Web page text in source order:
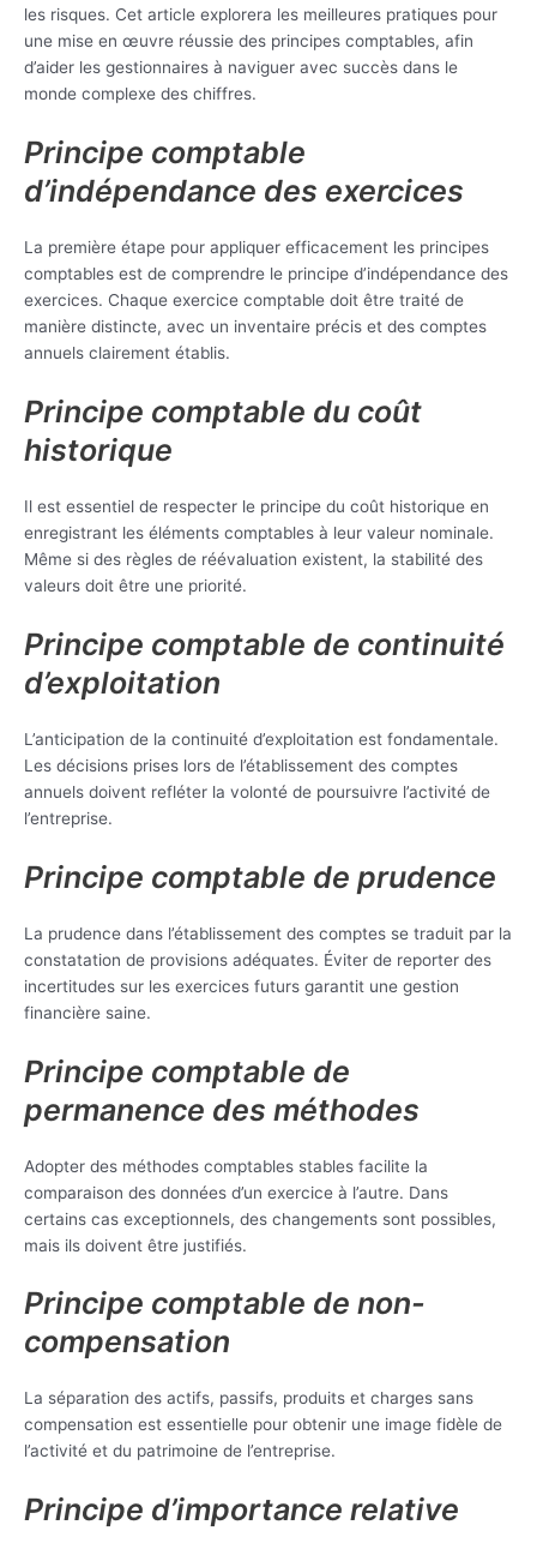
les risques. Cet article explorera les meilleures pratiques pour
une mise en œuvre réussie des principes comptables, afin
d’aider les gestionnaires à naviguer avec succès dans le
monde complexe des chiffres.
Principe comptable
d’indépendance des exercices
La première étape pour appliquer efficacement les principes
comptables est de comprendre le principe d’indépendance des
exercices. Chaque exercice comptable doit être traité de
manière distincte, avec un inventaire précis et des comptes
annuels clairement établis.
Principe comptable du coût
historique
Il est essentiel de respecter le principe du coût historique en
enregistrant les éléments comptables à leur valeur nominale.
Même si des règles de réévaluation existent, la stabilité des
valeurs doit être une priorité.
Principe comptable de continuité
d’exploitation
L’anticipation de la continuité d’exploitation est fondamentale.
Les décisions prises lors de l’établissement des comptes
annuels doivent refléter la volonté de poursuivre l’activité de
l’entreprise.
Principe comptable de prudence
La prudence dans l’établissement des comptes se traduit par la
constatation de provisions adéquates. Éviter de reporter des
incertitudes sur les exercices futurs garantit une gestion
financière saine.
Principe comptable de
permanence des méthodes
Adopter des méthodes comptables stables facilite la
comparaison des données d’un exercice à l’autre. Dans
certains cas exceptionnels, des changements sont possibles,
mais ils doivent être justifiés.
Principe comptable de non-
compensation
La séparation des actifs, passifs, produits et charges sans
compensation est essentielle pour obtenir une image fidèle de
l’activité et du patrimoine de l’entreprise.
Principe d’importance relative